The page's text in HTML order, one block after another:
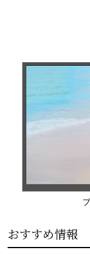
おすすめ情報